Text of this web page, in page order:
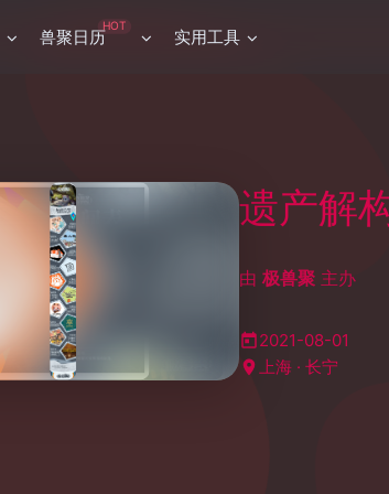
兽聚日历
HOT
实用工具
遗产解
由 极兽聚 主办
2021-08-01
上海 · 长宁